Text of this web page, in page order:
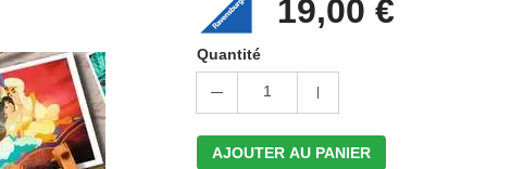
19,00 €
Quantité
1
AJOUTER AU PANIER